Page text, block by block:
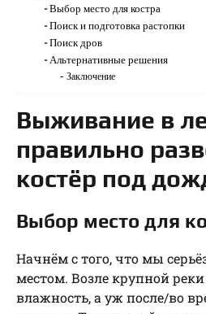
Выбор место для костра
Поиск и подготовка растопки
Поиск дров
Альтернативные решения
Заключение
Выживание в
правильно
костёр под
Выбор место для
Начнём с того, что мы
местом. Возле крупной
влажность, а уж после/во